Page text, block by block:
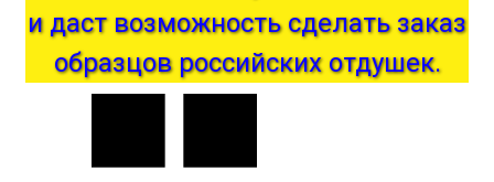
и даст возможность сделать заказ
образцов российских отдушек.